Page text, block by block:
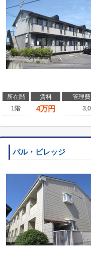
所在階 賃料
管理
1階
4万円
パル・ビレッジ